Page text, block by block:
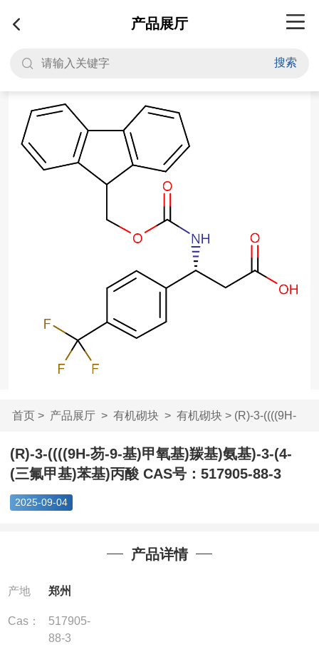
产品展厅
搜索
首页> 产品展厅> 有机砌块> 有机砌块> (R)-3-((((9H-
芴-9-基)甲氧基)...
(R)-3-((((9H-芴-9-基)甲氧基)羰基)氨基)-3-(4-
(三氟甲基)苯基)丙酸 CAS号：517905-88-3
2025-09-04
产品详情
产地 郑州
Cas：
517905-
88-3